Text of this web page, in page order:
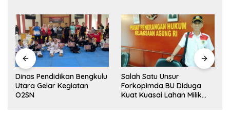
Dinas Pendidikan Bengkulu
Utara Gelar Kegiatan
O2SN
Salah Satu Unsur
Forkopimda BU Diduga
Kuat Kuasai Lahan Milik